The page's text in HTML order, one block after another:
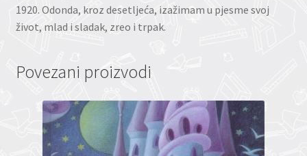
1920. Odonda, kroz desetljeća, izažimam u pjesme svoj
život, mlad i sladak, zreo i trpak.
Povezani proizvodi